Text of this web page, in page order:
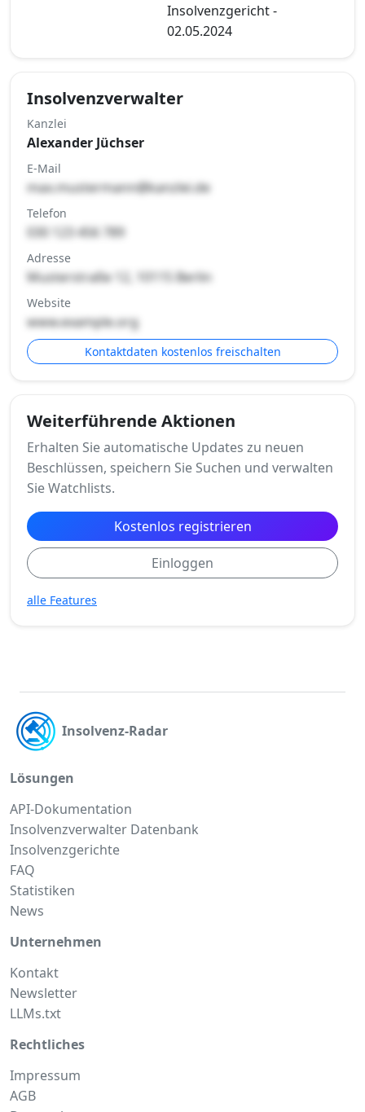
Insolvenzgericht -
02.05.2024
Insolvenzverwalter
Kanzlei
Alexander Jüchser
E-Mail
max.mustermann@kanzlei.de
Telefon
030 123 456 789
Adresse
Musterstraße 12, 10115 Berlin
Website
www.example.org
Kontaktdaten kostenlos freischalten
Weiterführende Aktionen
Erhalten Sie automatische Updates zu neuen
Beschlüssen, speichern Sie Suchen und verwalten
Sie Watchlists.
Kostenlos registrieren
Einloggen
alle Features
Insolvenz-Radar
Lösungen
API-Dokumentation
Insolvenzverwalter Datenbank
Insolvenzgerichte
FAQ
Statistiken
News
Unternehmen
Kontakt
Newsletter
LLMs.txt
Rechtliches
Impressum
AGB